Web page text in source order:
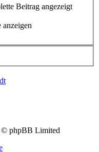
Beitrag angezeigt
anzeigen
phpBB Limited